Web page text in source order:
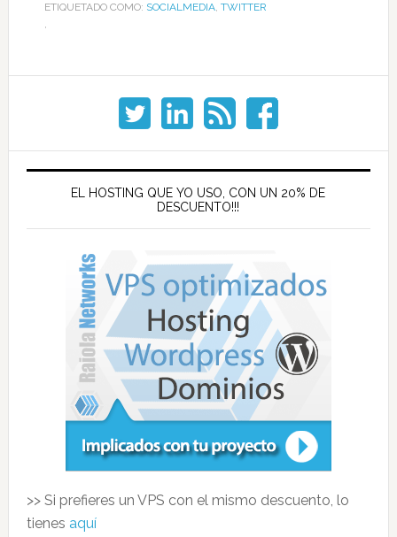
ETIQUETADO COMO: SOCIALMEDIA, TWITTER
,
EL HOSTING QUE YO USO, CON UN 20% DE
DESCUENTO!!!
>> Si prefieres un VPS con el mismo descuento, lo
tienes aquí